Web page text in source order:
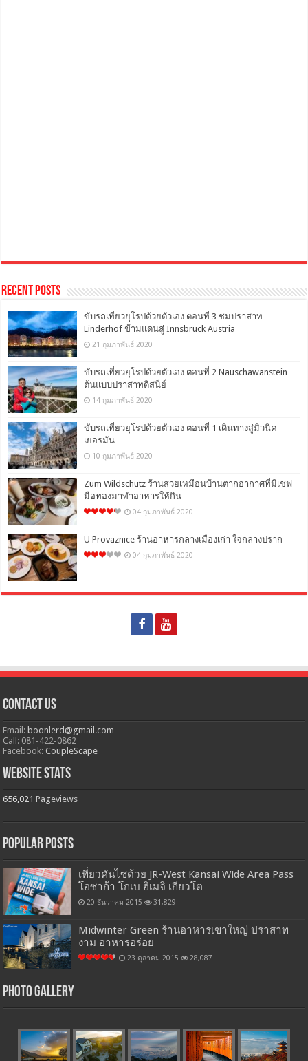
Recent Posts
ขับรถเที่ยวยุโรปด้วยตัวเอง ตอนที่ 3 ชมปราสาท
Linderhof ข้ามแดนสู่ Innsbruck Austria
21 กุมภาพันธ์ 2020
ขับรถเที่ยวยุโรปด้วยตัวเอง ตอนที่ 2 Nauschawanstein
ต้นแบบปราสาทดิสนีย์
14 กุมภาพันธ์ 2020
ขับรถเที่ยวยุโรปด้วยตัวเอง ตอนที่ 1 เดินทางสู่มิวนิค
เยอรมัน
10 กุมภาพันธ์ 2020
Zum Wildschütz ร้านสวยเหมือนบ้านตากอากาศที่มีเชฟ
มือทองมาทำอาหารให้กิน
04 กุมภาพันธ์ 2020
U Provaznice ร้านอาหารกลางเมืองเก่า ใจกลางปราก
04 กุมภาพันธ์ 2020
Contact Us
Email:boonlerd@gmail.com
Call: 081-422-0862
Facebook:CoupleScape
Website Stats
656,021 Pageviews
Popular Posts
เที่ยวคันไซด้วย JR-West Kansai Wide Area Pass
โอซาก้า โกเบ ฮิเมจิ เกียวโต
20 ธันวาคม 2015 31,829
Midwinter Green ร้านอาหารเขาใหญ่ ปราสาท
งาม อาหารอร่อย
23 ตุลาคม 2015 28,087
Photo Gallery